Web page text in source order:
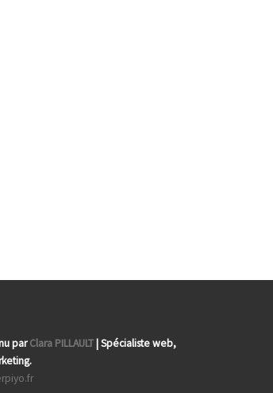
parClara PILLAULT | Spécialiste web,